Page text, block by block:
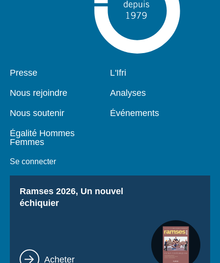
Pied
Presse
Nous rejoindre
Nous soutenir
Égalité Hommes
Femmes
Se connecter
Navigation
L'Ifri
Analyses
Événements
Titre
Ramses 2026, Un nouvel
échiquier
Lien
Acheter